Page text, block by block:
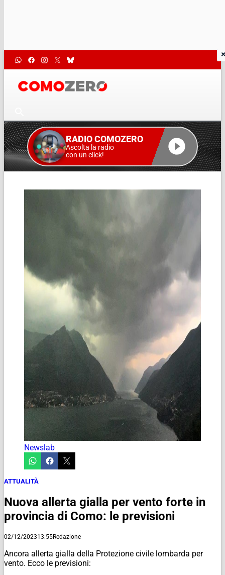
RADIO COMOZERO
Ascolta la radio
con un click!
Newslab
ATTUALITÀ
Nuova allerta gialla per vento forte in
provincia di Como: le previsioni
02/12/202313:55Redazione
Ancora allerta gialla della Protezione civile lombarda per
vento. Ecco le previsioni: